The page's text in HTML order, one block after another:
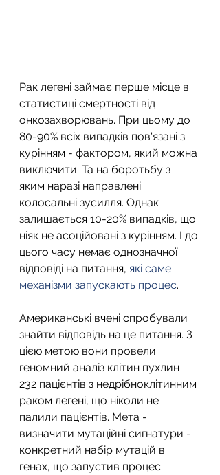
Рак легені займає перше місце в
статистиці смертності від
онкозахворювань. При цьому до
80-90% всіх випадків пов'язані з
курінням - фактором, який можна
виключити. Та на боротьбу з
яким наразі направлені
колосальні зусилля. Однак
залишається 10-20% випадків, що
ніяк не асоційовані з курінням. І до
цього часу немає однозначної
відповіді на питання, які саме
механізми запускають процес.
Американські вчені спробували
знайти відповідь на це питання. З
цією метою вони провели
геномний аналіз клітин пухлин
232 пацієнтів з недрібноклітинним
раком легені, що ніколи не
палили пацієнтів. Мета -
визначити мутаційні сигнатури -
конкретний набір мутацій в
генах, що запустив процес